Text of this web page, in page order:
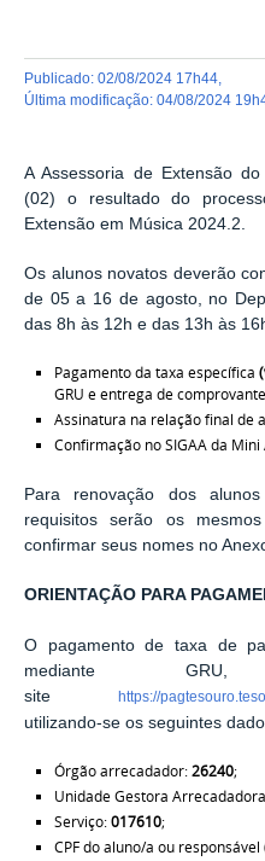
publicado: 02/08/2024 17h44
última modificação: 04/08/2024
A Assessoria de Extensão
(02) o resultado do
Extensão em Música 2024.2.
Os alunos novatos deverão
de 05 a 16 de agosto, no
das 8h às 12h e das 13h às
Pagamento da taxa específica
GRU e entrega de
Assinatura na relação final de
Confirmação no SIGAA da
Para renovação dos
requisitos serão os
confirmar seus nomes no Anexo
ORIENTAÇÃO PARA
O pagamento de taxa de
mediante
site
https://
utilizando-se os seguintes
Órgão arrecadador:26240;
Unidade Gestora
Serviço:017610;
CPF do aluno/a ou